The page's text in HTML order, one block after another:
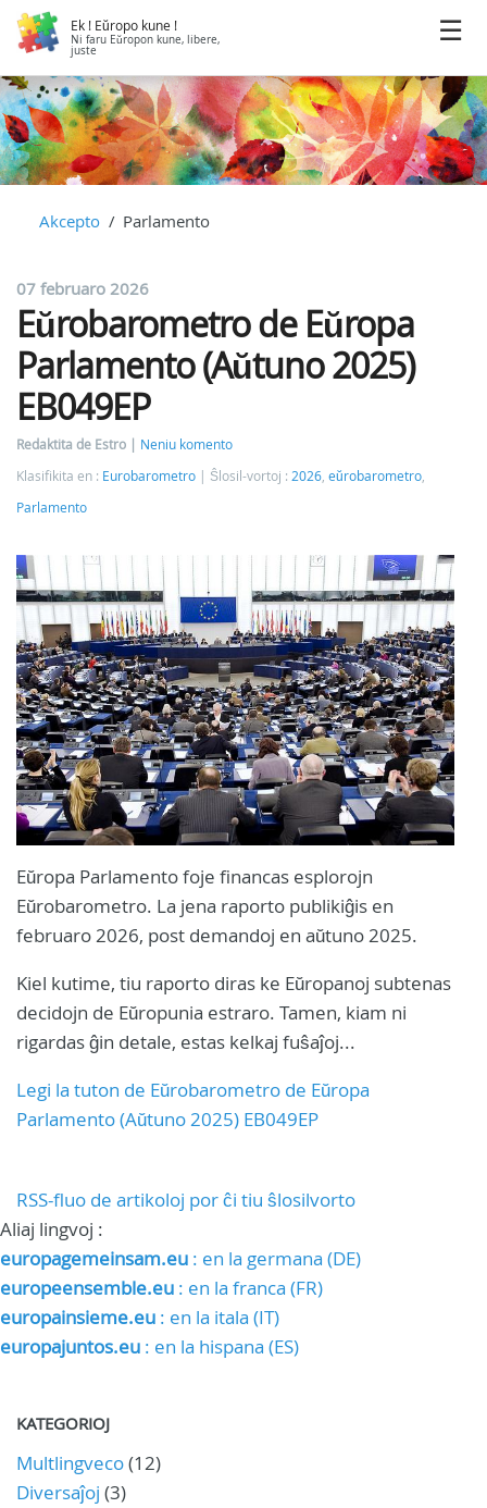
Ek ! Eŭropo kune !
Ni faru Eŭropon kune, libere,
juste
Akcepto Parlamento
07 februaro 2026
Eŭrobarometro de Eŭropa
Parlamento (Aŭtuno 2025)
EB049EP
Redaktita de Estro
Neniu komento
Klasifikita en : Eurobarometro Ŝlosil-vortoj : 2026 eŭrobarometro
Parlamento
Eŭropa Parlamento foje financas esplorojn
Eŭrobarometro. La jena raporto publikiĝis en
februaro 2026, post demandoj en aŭtuno 2025.
Kiel kutime, tiu raporto diras ke Eŭropanoj subtenas
decidojn de Eŭropunia estraro. Tamen, kiam ni
rigardas ĝin detale, estas kelkaj fuŝaĵoj...
Legi la tuton de Eŭrobarometro de Eŭropa
Parlamento (Aŭtuno 2025) EB049EP
RSS-fluo de artikoloj por ĉi tiu ŝlosilvorto
Aliaj lingvoj :
europagemeinsam.eu : en la germana (DE)
europeensemble.eu : en la franca (FR)
europainsieme.eu : en la itala (IT)
europajuntos.eu : en la hispana (ES)
KATEGORIOJ
Multlingveco(12)
Diversaĵoj (3)